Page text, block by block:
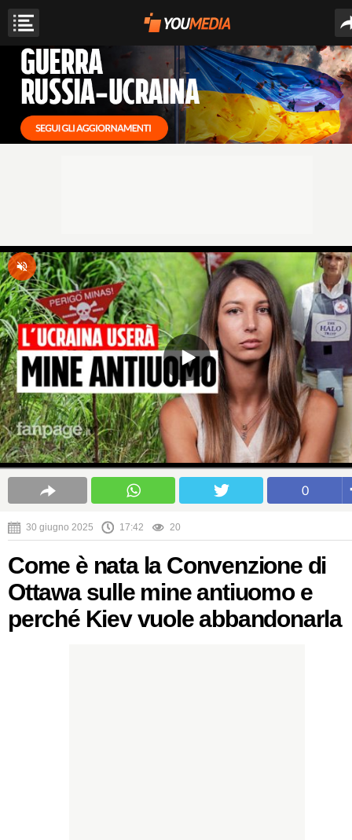
0
30 giugno 2025 17:42 20
Come è nata la Convenzione di
Ottawa sulle mine antiuomo e
perché Kiev vuole abbandonarla